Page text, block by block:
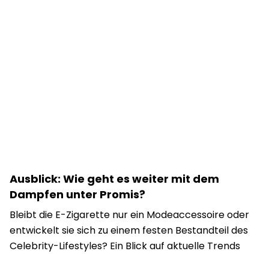
Ausblick: Wie geht es weiter mit dem
Dampfen unter Promis?
Bleibt die E-Zigarette nur ein Modeaccessoire oder
entwickelt sie sich zu einem festen Bestandteil des
Celebrity-Lifestyles? Ein Blick auf aktuelle Trends